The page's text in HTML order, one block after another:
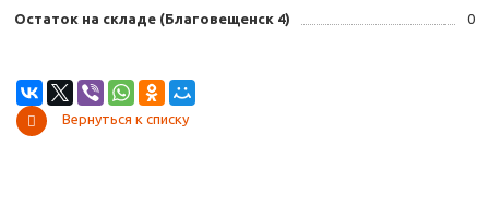
Остаток на складе (Благовещенск 4) 0
Вернуться к списку